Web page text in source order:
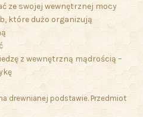
ze swojej wewnętrznej mocy
które dużo organizują
z wewnętrzną mądrością –
drewnianej podstawie. Przedmiot